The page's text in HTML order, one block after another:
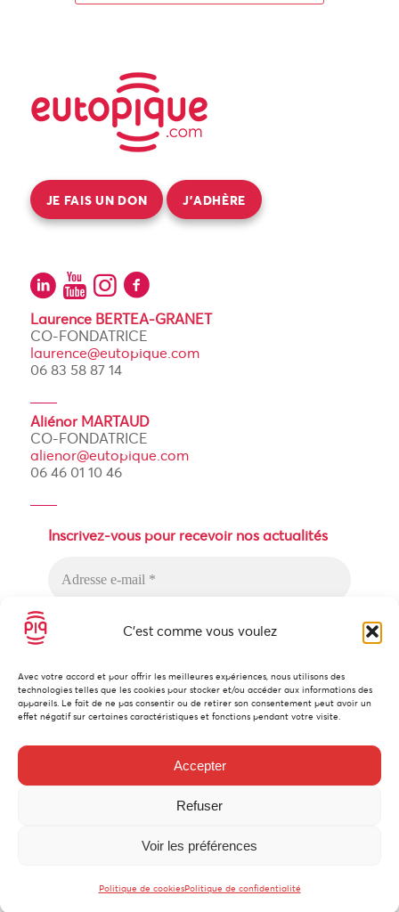
C'est comme vous voulez
Avec votre accord et pour offrir les meilleures expériences, nous utilisons des
technologies telles que les cookies pour stocker et/ou accéder aux informations des
appareils. Le fait de ne pas consentir ou de retirer son consentement peut avoir un
effet négatif sur certaines caractéristiques et fonctions pendant votre visite.
Accepter
Refuser
Voir les préférences
Politique de cookiesPolitique de confidentialité
JE FAIS UN DON J’ADHÈRE
Laurence BERTEA-GRANET
CO-FONDATRICE
laurence@eutopique.com
06 83 58 87 14
Aliénor MARTAUD
CO-FONDATRICE
alienor@eutopique.com
06 46 01 10 46
Inscrivez-vous pour recevoir nos actualités
Nous n’envoyons pas de messages
indésirables ! Lisez notrepolitique de
Politique de confidentialité |Création site